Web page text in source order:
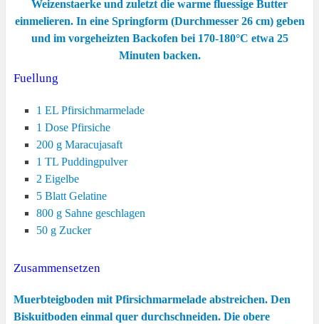
Weizenstaerke und zuletzt die warme fluessige Butter
einmelieren. In eine Springform (Durchmesser 26 cm) geben
und im vorgeheizten Backofen bei 170-180°C etwa 25
Minuten backen.
Fuellung
1 EL Pfirsichmarmelade
1 Dose Pfirsiche
200 g Maracujasaft
1 TL Puddingpulver
2 Eigelbe
5 Blatt Gelatine
800 g Sahne geschlagen
50 g Zucker
Zusammensetzen
Muerbteigboden mit Pfirsichmarmelade abstreichen. Den
Biskuitboden einmal quer durchschneiden. Die obere